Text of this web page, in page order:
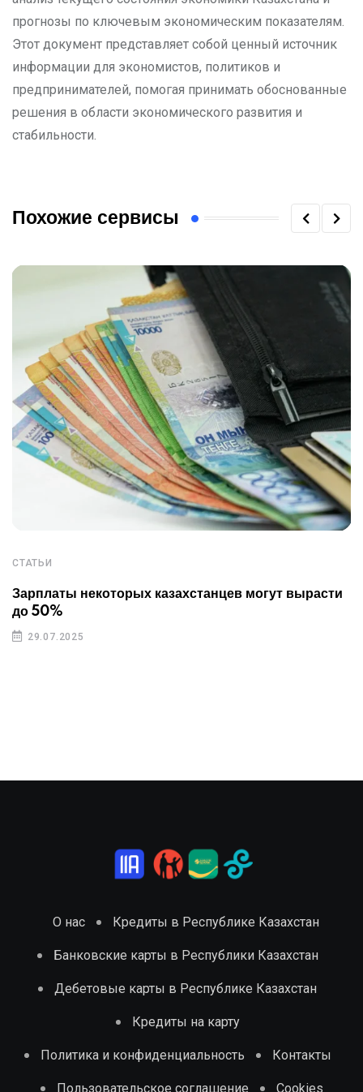
прогнозы по ключевым экономическим показателям.
Этот документ представляет собой ценный источник
информации для экономистов, политиков и
предпринимателей, помогая принимать обоснованные
решения в области экономического развития и
стабильности.
Похожие сервисы
СТАТЬИ
Зарплаты некоторых казахстанцев могут вырасти
до 50%
29.07.2025
О нас Кредиты в Республике Казахстан
Банковские карты в Республики Казахстан
Дебетовые карты в Республике Казахстан
Кредиты на карту
Политика и конфиденциальность Контакты
Пользовательское соглашение Cookies